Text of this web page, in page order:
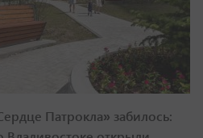
Патрокла» забилось: